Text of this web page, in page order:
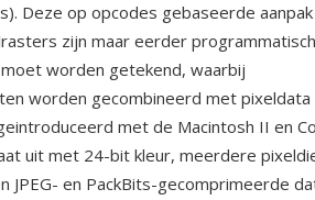
Deze op opcodes gebaseerde
zijn maar eerder
worden getekend, waarbij
worden gecombineerd met pixeldata
met de Macintosh II en
uit met 24-bit kleur, meerdere
en PackBits-gecomprimeerde